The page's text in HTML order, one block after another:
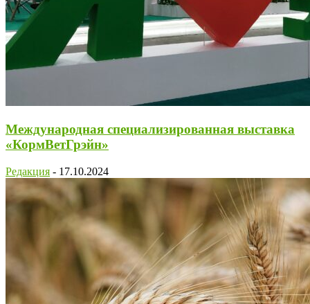
Международная специализированная выставка
«КормВетГрэйн»
Редакция - 17.10.2024